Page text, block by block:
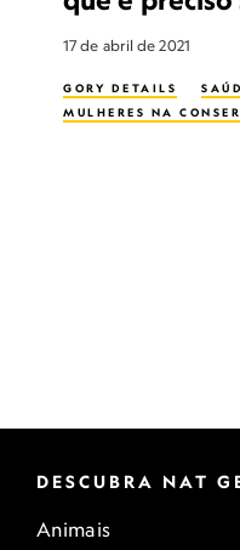
17 de abril de 2021
GORY DETAILS
MULHERES NA
DESCUBRA NAT
Animais